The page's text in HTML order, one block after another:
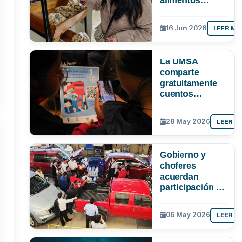
alternativa
saludable frente
precios
16 Jun 2026 LEER
La UMSA
comparte
gratuitamente
cuentos
lectura en
tiempos de
28 May 2026 LEER
Gobierno y
choferes
acuerdan
participación de
verificación de
la gasolina
06 May 2026 LEER